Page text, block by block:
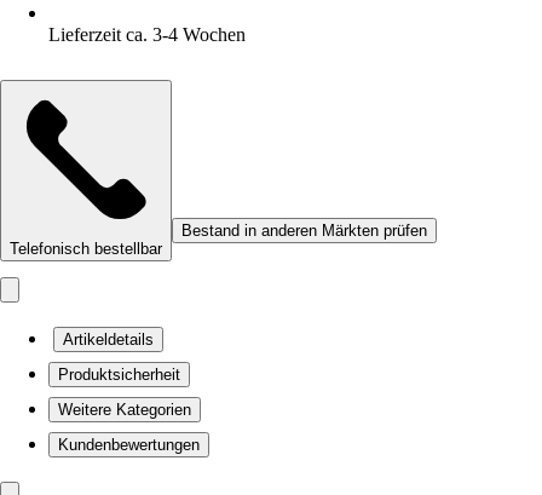
Lieferzeit ca. 3-4 Wochen
Telefonisch bestellbar
Bestand in anderen Märkten prüfen
Artikeldetails
Produktsicherheit
Weitere Kategorien
Kundenbewertungen